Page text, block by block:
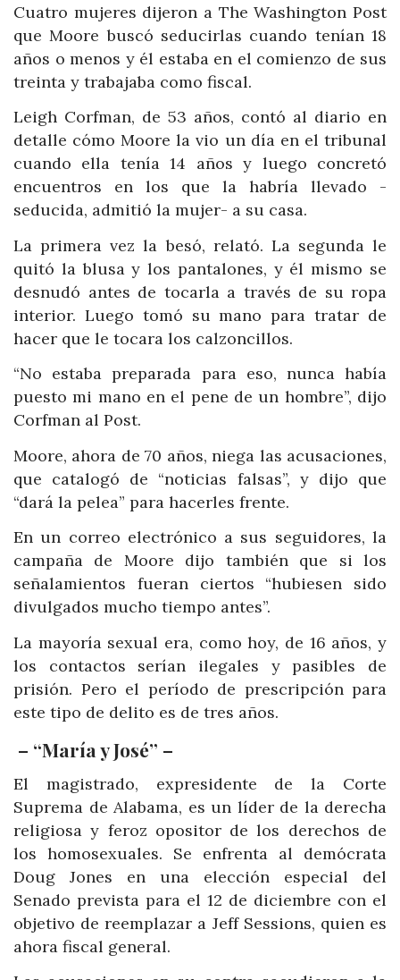
Cuatro mujeres dijeron a The Washington Post
que Moore buscó seducirlas cuando tenían 18
años o menos y él estaba en el comienzo de sus
treinta y trabajaba como fiscal.
Leigh Corfman, de 53 años, contó al diario en
detalle cómo Moore la vio un día en el tribunal
cuando ella tenía 14 años y luego concretó
encuentros en los que la habría llevado -
seducida, admitió la mujer- a su casa.
La primera vez la besó, relató. La segunda le
quitó la blusa y los pantalones, y él mismo se
desnudó antes de tocarla a través de su ropa
interior. Luego tomó su mano para tratar de
hacer que le tocara los calzoncillos.
“No estaba preparada para eso, nunca había
puesto mi mano en el pene de un hombre”, dijo
Corfman al Post.
Moore, ahora de 70 años, niega las acusaciones,
que catalogó de “noticias falsas”, y dijo que
“dará la pelea” para hacerles frente.
En un correo electrónico a sus seguidores, la
campaña de Moore dijo también que si los
señalamientos fueran ciertos “hubiesen sido
divulgados mucho tiempo antes”.
La mayoría sexual era, como hoy, de 16 años, y
los contactos serían ilegales y pasibles de
prisión. Pero el período de prescripción para
este tipo de delito es de tres años.
– “María y José” –
El magistrado, expresidente de la Corte
Suprema de Alabama, es un líder de la derecha
religiosa y feroz opositor de los derechos de
los homosexuales. Se enfrenta al demócrata
Doug Jones en una elección especial del
Senado prevista para el 12 de diciembre con el
objetivo de reemplazar a Jeff Sessions, quien es
ahora fiscal general.